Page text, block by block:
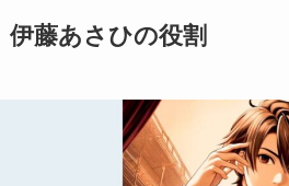
伊藤あさひの役割